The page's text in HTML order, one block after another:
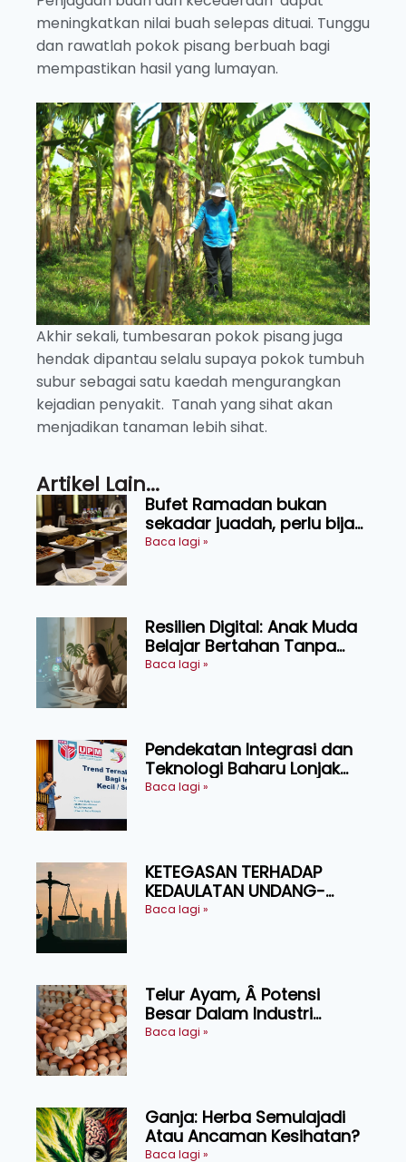
meningkatkan nilai buah selepas dituai. Tunggu
dan rawatlah pokok pisang berbuah bagi
mempastikan hasil yang lumayan.
Akhir sekali, tumbesaran pokok pisang juga
hendak dipantau selalu supaya pokok tumbuh
subur sebagai satu kaedah mengurangkan
kejadian penyakit. Tanah yang sihat akan
menjadikan tanaman lebih sihat.
Artikel Lain...
Bufet Ramadan bukan
sekadar juadah, perlu bijak
memilih dan selamat
Baca lagi »
Resilien Digital: Anak Muda
Belajar Bertahan Tanpa
Perlu Menekan Diri
Baca lagi »
Pendekatan Integrasi dan
Teknologi Baharu Lonjak
Produktiviti Ternakan
Baca lagi »
KETEGASAN TERHADAP
KEDAULATAN UNDANG-
UNDANG ASAS KEPADA
Baca lagi »
Telur Ayam, Â Potensi
Besar Dalam Industri
Makanan, Kosmetik dan
Baca lagi »
Ganja: Herba Semulajadi
Atau Ancaman Kesihatan?
Baca lagi »